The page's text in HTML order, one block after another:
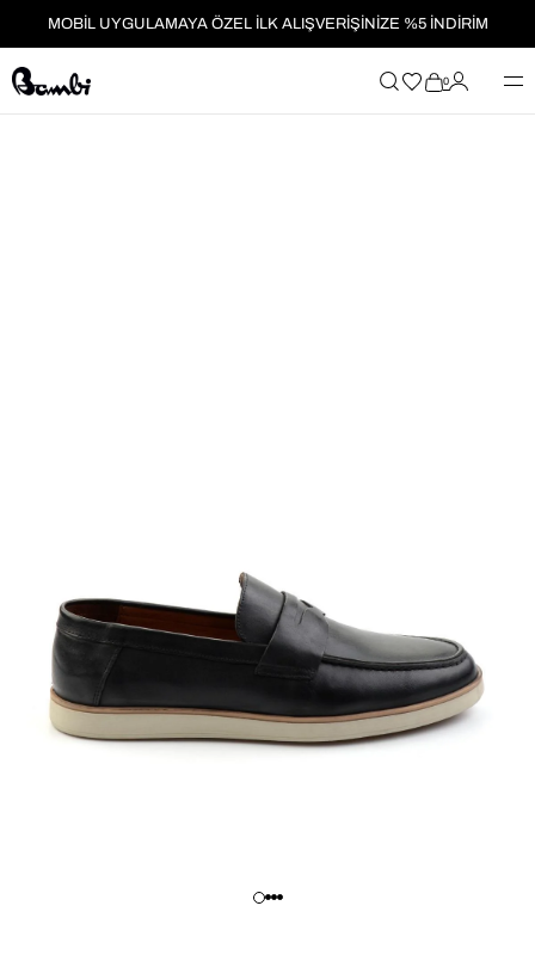
MOBİL UYGULAMAYA ÖZEL İLK ALIŞVERİŞİNİZE %5 İNDİRİM
HER SİPARİŞTE %2 PARAPUAN
0